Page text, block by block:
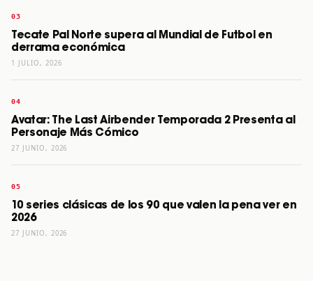
Tecate Pal Norte supera al Mundial de Futbol en
derrama económica
1 JULIO, 2026
Avatar: The Last Airbender Temporada 2 Presenta al
Personaje Más Cómico
27 JUNIO, 2026
10 series clásicas de los 90 que valen la pena ver en
2026
27 JUNIO, 2026